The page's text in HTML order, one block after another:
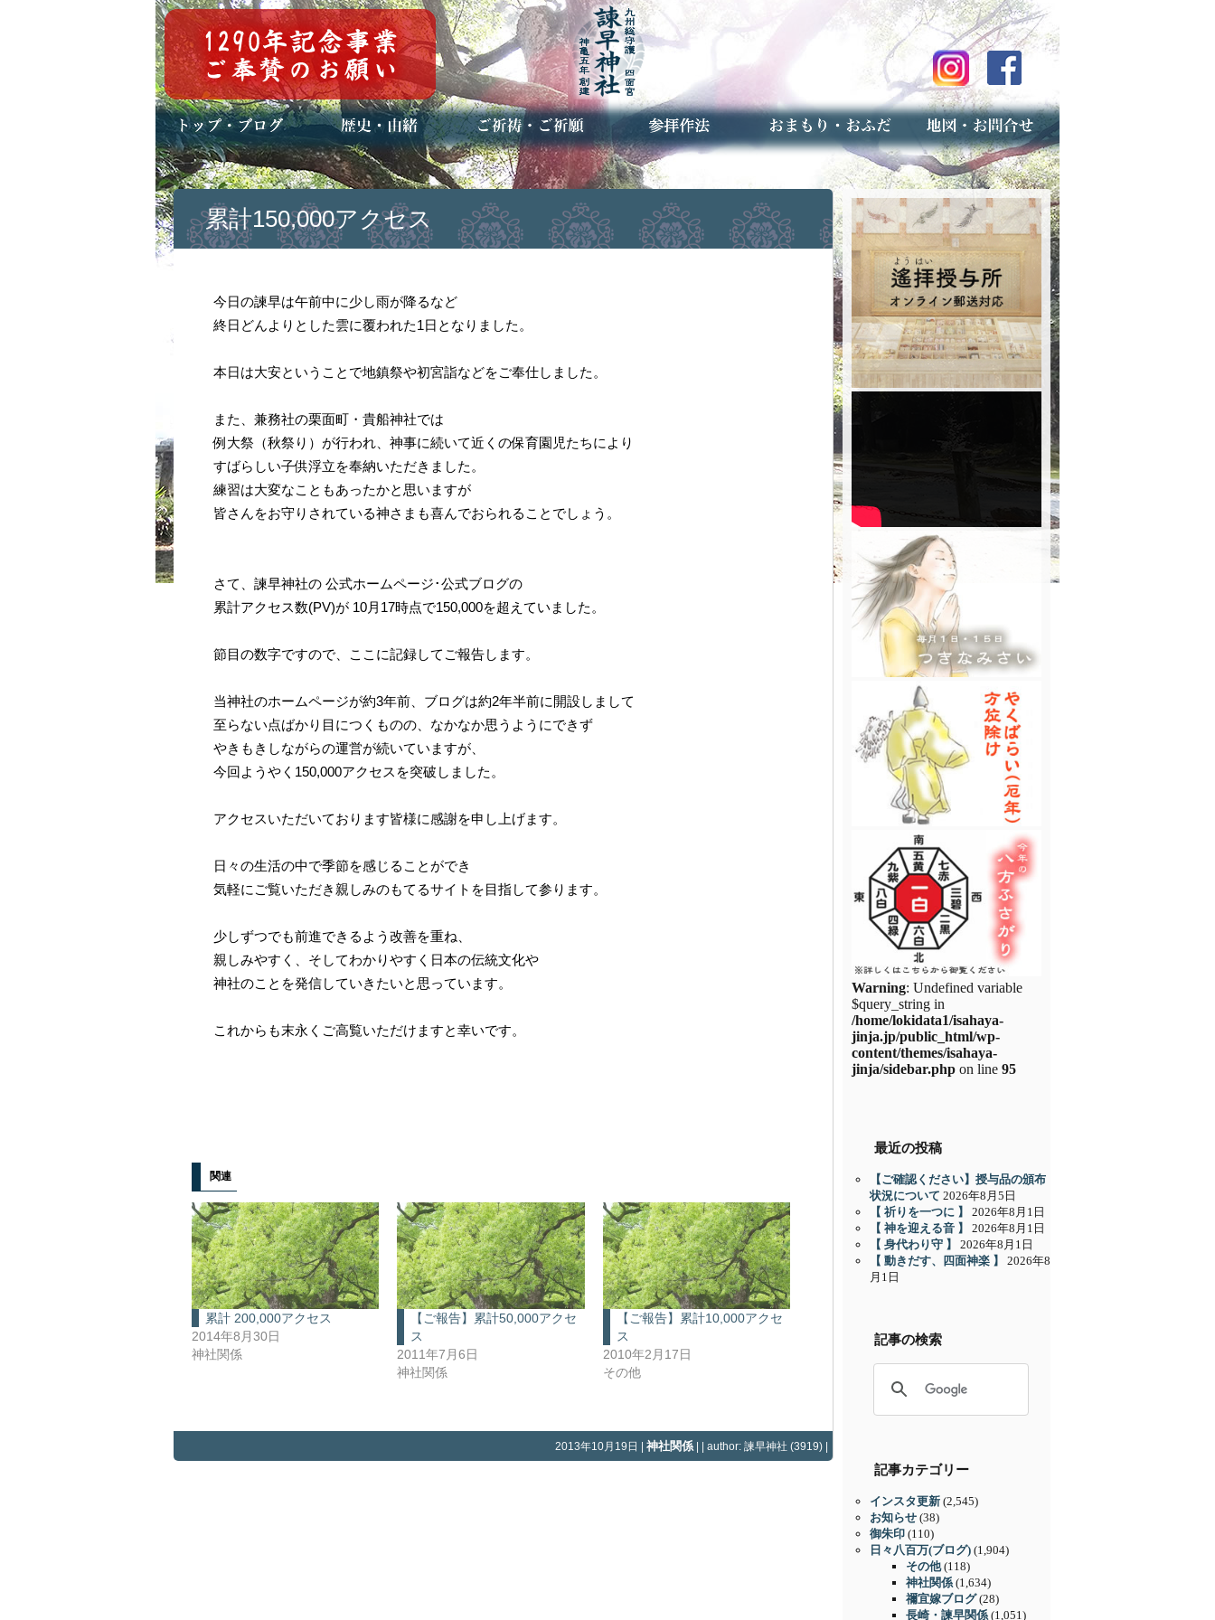
トップページ
ブログ(日々八百万)
お知らせ一覧 歴史・ご祭神
年中行事
メディア掲載 ご祈祷・ご祈願とは
安産祈願
初宮参り
七五三詣
長寿のお祝い
神前結婚式
厄祓い・方位除け
車のお祓い
地鎮祭
神葬祭（神式の葬儀） 神社とは
お参りの作法 授与品のご案内
お焚き上げ（古いお守りのお取り扱い）
アクセスマップ
予約者専用フォーム（事前受付）
累計150,000アクセス
今日の諫早は午前中に少し雨が降るなど
終日どんよりとした雲に覆われた1日となりました。
本日は大安ということで地鎮祭や初宮詣などをご奉仕しました。
また、兼務社の栗面町・貴船神社では
例大祭（秋祭り）が行われ、神事に続いて近くの保育園児たちにより
すばらしい子供浮立を奉納いただきました。
練習は大変なこともあったかと思いますが
皆さんをお守りされている神さまも喜んでおられることでしょう。
さて、諫早神社の 公式ホームページ･公式ブログの
累計アクセス数(PV)が 10月17時点で150,000を超えていました。
節目の数字ですので、ここに記録してご報告します。
当神社のホームページが約3年前、ブログは約2年半前に開設しまして
至らない点ばかり目につくものの、なかなか思うようにできず
やきもきしながらの運営が続いていますが、
今回ようやく150,000アクセスを突破しました。
アクセスいただいております皆様に感謝を申し上げます。
日々の生活の中で季節を感じることができ
気軽にご覧いただき親しみのもてるサイトを目指して参ります。
少しずつでも前進できるよう改善を重ね、
親しみやすく、そしてわかりやすく日本の伝統文化や
神社のことを発信していきたいと思っています。
これからも末永くご高覧いただけますと幸いです。
関連
累計 200,000アクセス
2014年8月30日
神社関係
【ご報告】累計50,000アクセ
ス
2011年7月6日
神社関係
【ご報告】累計10,000アクセ
ス
2010年2月17日
その他
2013年10月19日 | 神社関係 | | author: 諫早神社 (3919) |
Warning: Undefined variable
$query_string in
/home/lokidata1/isahaya-
jinja.jp/public_html/wp-
content/themes/isahaya-
jinja/sidebar.php on line 95
最近の投稿
【ご確認ください】授与品の頒布
状況について 2026年8月5日
【 祈りを一つに 】
2026年8月1日
【 神を迎える音 】
2026年8月1日
【 身代わり守 】
2026年8月1日
【 動きだす、四面神楽 】
2026年8
月1日
記事の検索
記事カテゴリー
インスタ更新 (2,545)
お知らせ (38)
御朱印 (110)
日々八百万(ブログ) (1,904)
その他(118)
神社関係 (1,634)
禰宜嫁ブログ(28)
長崎・諫早関係 (1,051)